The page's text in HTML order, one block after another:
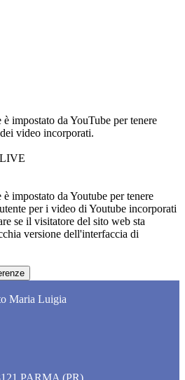
impostato da YouTube per tenere
video incorporati.
impostato da Youtube per tenere
per i video di Youtube incorporati
se il visitatore del sito web sta
versione dell'interfaccia di
Maria Luigia
PARMA (PR)